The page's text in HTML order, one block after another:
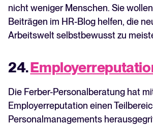
nicht weniger Menschen. Sie
Beiträgen im HR-Blog helfen, die
Arbeitswelt selbstbewusst zu
24.
Die Ferber-Personalberatung hat
Employerreputation einen
Personalmanagements